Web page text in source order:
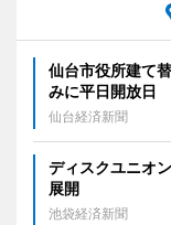
仙台市役所建て
みに平日開放日
仙台経済新聞
ディスクユニオ
展開
池袋経済新聞